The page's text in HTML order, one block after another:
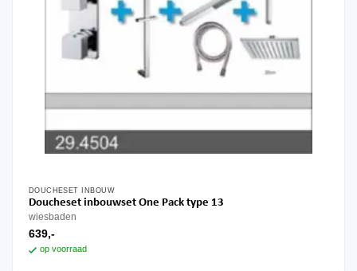
DOUCHESET INBOUW
Doucheset inbouwset One Pack type 13
wiesbaden
639,-
op voorraad